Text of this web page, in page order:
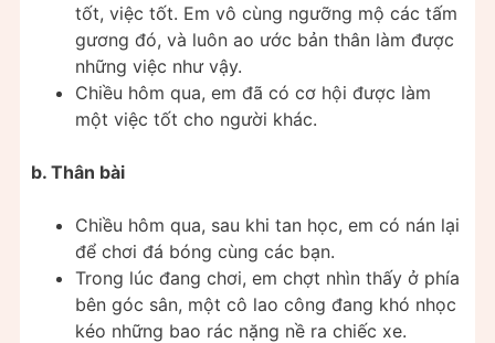
tốt, việc tốt. Em vô cùng ngưỡng mộ các tấm
gương đó, và luôn ao ước bản thân làm được
những việc như vậy.
Chiều hôm qua, em đã có cơ hội được làm
một việc tốt cho người khác.
b. Thân bài
Chiều hôm qua, sau khi tan học, em có nán lại
để chơi đá bóng cùng các bạn.
Trong lúc đang chơi, em chợt nhìn thấy ở phía
bên góc sân, một cô lao công đang khó nhọc
kéo những bao rác nặng nề ra chiếc xe.